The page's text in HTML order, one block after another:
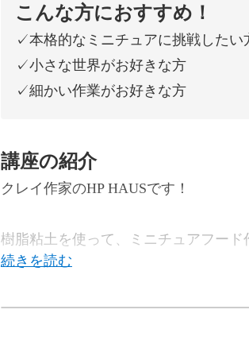
こんな方におすすめ！
✓本格的なミニチュアに挑戦したい
✓小さな世界がお好きな方
✓細かい作業がお好きな方
講座の紹介
クレイ作家のHP HAUSです！
樹脂粘土を使って、ミニチュアフード